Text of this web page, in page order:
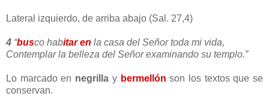
Lateral izquierdo, de arriba abajo (Sal. 27,4)
4 “busco habitar en la casa del Señor toda mi vida,
Contemplar la belleza del Señor examinando su templo.”
Lo marcado en negrilla y bermellón son los textos que se
conservan.